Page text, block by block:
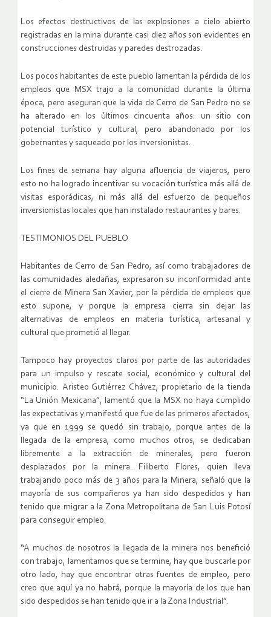
Los efectos destructivos de las explosiones a cielo abierto
registradas en la mina durante casi diez años son evidentes en
construcciones destruidas y paredes destrozadas.
Los pocos habitantes de este pueblo lamentan la pérdida de los
empleos que MSX trajo a la comunidad durante la última
época, pero aseguran que la vida de Cerro de San Pedro no se
ha alterado en los últimos cincuenta años: un sitio con
potencial turístico y cultural, pero abandonado por los
gobernantes y saqueado por los inversionistas.
Los fines de semana hay alguna afluencia de viajeros, pero
esto no ha logrado incentivar su vocación turística más allá de
visitas esporádicas, ni más allá del esfuerzo de pequeños
inversionistas locales que han instalado restaurantes y bares.
TESTIMONIOS DEL PUEBLO
Habitantes de Cerro de San Pedro, así como trabajadores de
las comunidades aledañas, expresaron su inconformidad ante
el cierre de Minera San Xavier, por la pérdida de empleos que
esto supone, y porque la empresa cierra sin dejar las
alternativas de empleos en materia turística, artesanal y
cultural que prometió al llegar.
Tampoco hay proyectos claros por parte de las autoridades
para un impulso y rescate social, económico y cultural del
municipio. Aristeo Gutiérrez Chávez, propietario de la tienda
“La Unión Mexicana”, lamentó que la MSX no haya cumplido
las expectativas y manifestó que fue de las primeros afectados,
ya que en 1999 se quedó sin trabajo, porque antes de la
llegada de la empresa, como muchos otros, se dedicaban
libremente a la extracción de minerales, pero fueron
desplazados por la minera. Filiberto Flores, quien lleva
trabajando poco más de 3 años para la Minera, señaló que la
mayoría de sus compañeros ya han sido despedidos y han
tenido que migrar a la Zona Metropolitana de San Luis Potosí
para conseguir empleo.
“A muchos de nosotros la llegada de la minera nos benefició
con trabajo, lamentamos que se termine, hay que buscarle por
otro lado, hay que encontrar otras fuentes de empleo, pero
creo que aquí ya no habrá, porque la mayoría de los que han
sido despedidos se han tenido que ir a la Zona Industrial”.